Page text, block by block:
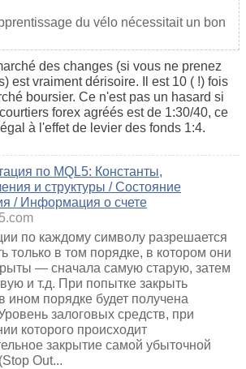
du vélo nécessitait un bon
des changes (si vous ne prenez
est vraiment dérisoire. Il est 10 ( !) fois
boursier. Ce n'est pas un hasard si
forex agréés est de 1:30/40, ce
à l'effet de levier des fonds 1:4.
по MQL5: Константы,
и структуры / Состояние
/ Информация о счете
по каждому символу разрешается
только в том порядке, в котором они
— сначала самую старую, затем
и т.д. При попытке закрыть
ином порядке будет получена
залоговых средств, при
которого происходит
закрытие самой убыточной
Out...